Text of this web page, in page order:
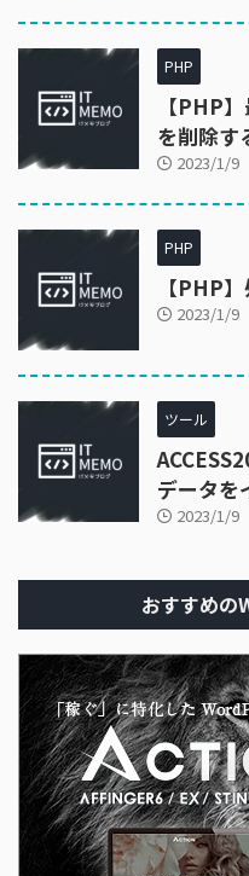
PHP
【PHP
を削除す
2023/1/9
PHP
【PHP
2023/1/9
ツール
データを
2023/1/9
おすすめ